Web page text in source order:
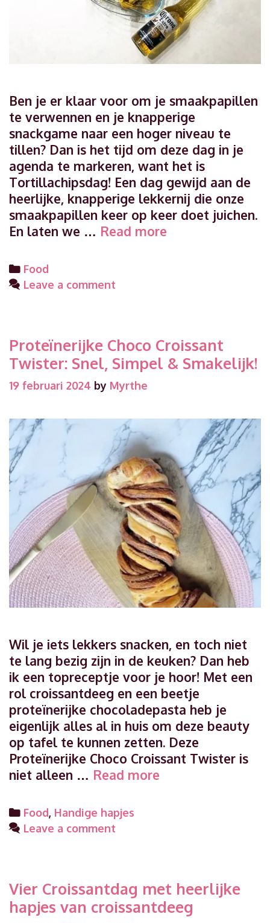
Ben je er klaar voor om je smaakpapillen
te verwennen en je knapperige
snackgame naar een hoger niveau te
tillen? Dan is het tijd om deze dag in je
agenda te markeren, want het is
Tortillachipsdag! Een dag gewijd aan de
heerlijke, knapperige lekkernij die onze
smaakpapillen keer op keer doet juichen.
En laten we … Read more
Categories
Food
Leave a comment
Proteïnerijke Choco Croissant
Twister: Snel, Simpel & Smakelijk!
19 februari 2024 by Myrthe
Wil je iets lekkers snacken, en toch niet
te lang bezig zijn in de keuken? Dan heb
ik een topreceptje voor je hoor! Met een
rol croissantdeeg en een beetje
proteïnerijke chocoladepasta heb je
eigenlijk alles al in huis om deze beauty
op tafel te kunnen zetten. Deze
Proteïnerijke Choco Croissant Twister is
niet alleen … Read more
Smakelijk!
Categories
Food, Handige hapjes
Leave a comment
Vier Croissantdag met heerlijke
hapjes van croissantdeeg